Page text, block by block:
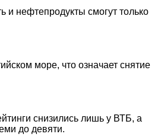
и нефтепродукты смогут только
море, что означает снятие
снизились лишь у ВТБ, а
до девяти.